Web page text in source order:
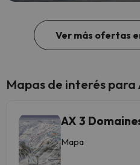
Ver más ofertas
Mapas de interés para
AX 3
Mapa